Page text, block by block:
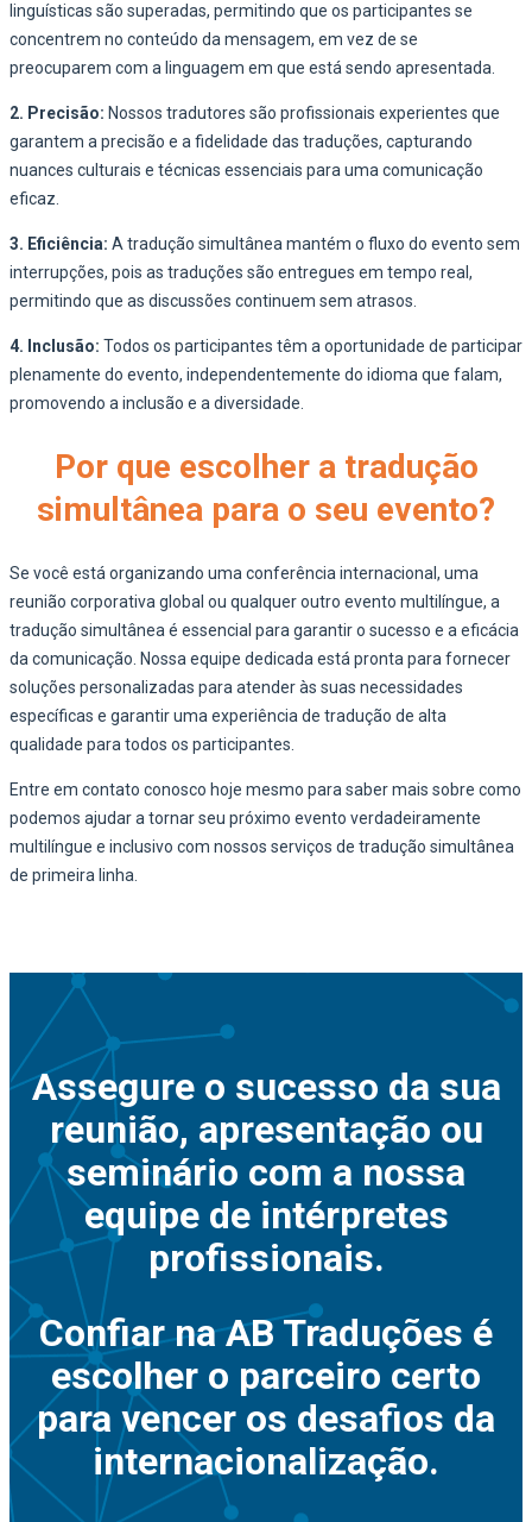
linguísticas são superadas, permitindo que os participantes se
concentrem no conteúdo da mensagem, em vez de se
preocuparem com a linguagem em que está sendo apresentada.
2. Precisão: Nossos tradutores são profissionais experientes que
garantem a precisão e a fidelidade das traduções, capturando
nuances culturais e técnicas essenciais para uma comunicação
eficaz.
3. Eficiência: A tradução simultânea mantém o fluxo do evento sem
interrupções, pois as traduções são entregues em tempo real,
permitindo que as discussões continuem sem atrasos.
4. Inclusão: Todos os participantes têm a oportunidade de participar
plenamente do evento, independentemente do idioma que falam,
promovendo a inclusão e a diversidade.
Por que escolher a tradução
simultânea para o seu evento?
Se você está organizando uma conferência internacional, uma
reunião corporativa global ou qualquer outro evento multilíngue, a
tradução simultânea é essencial para garantir o sucesso e a eficácia
da comunicação. Nossa equipe dedicada está pronta para fornecer
soluções personalizadas para atender às suas necessidades
específicas e garantir uma experiência de tradução de alta
qualidade para todos os participantes.
Entre em contato conosco hoje mesmo para saber mais sobre como
podemos ajudar a tornar seu próximo evento verdadeiramente
multilíngue e inclusivo com nossos serviços de tradução simultânea
de primeira linha.
Assegure o sucesso da sua
reunião, apresentação ou
seminário com a nossa
equipe de intérpretes
profissionais.
Confiar na AB Traduções é
escolher o parceiro certo
para vencer os desafios da
internacionalização.